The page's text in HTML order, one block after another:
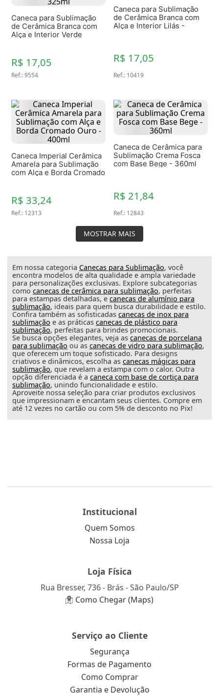
Caneca para Sublimação
de Cerâmica Branca com
Alça e Interior Verde
R$ 17,05
Ref.:9554
Caneca para Sublimação
de Cerâmica Branca com
Alça e Interior Lilás -
R$ 17,05
Ref.: 10419
Caneca Imperial Cerâmica
Amarela para Sublimação
com Alça e Borda Cromado
R$ 33,24
Ref.: 12313
Caneca de Cerâmica para
Sublimação Crema Fosca
com Base Bege - 360ml
R$ 21,84
Ref.: 12843
MOSTRAR MAIS
Em nossa categoria Canecas para Sublimação, você
encontra modelos de alta qualidade e ampla variedade
para personalizações exclusivas. Explore subcategorias
como canecas de cerâmica para sublimação, perfeitas
para estampas detalhadas, e canecas de alumínio para
sublimação, ideais para quem busca durabilidade e estilo.
Confira também as sofisticadas canecas de inox para
sublimação e as práticas canecas de plástico para
sublimação, perfeitas para brindes promocionais.
Se busca opções elegantes, veja as canecas de porcelana
para sublimação ou as canecas de vidro para sublimação,
que oferecem um toque sofisticado. Para designs
criativos e dinâmicos, escolha as canecas mágicas para
sublimação, que revelam a estampa com o calor. Outra
opção diferenciada é a caneca com base de cortiça para
sublimação, unindo funcionalidade e estilo.
Aproveite nossa seleção para criar produtos exclusivos
que impressionam e encantam seus clientes. Compre em
até 12 vezes no cartão ou com 5% de desconto no Pix!
Institucional
Quem Somos
Nossa Loja
Loja Física
Rua Bresser, 736 - Brás - São Paulo/SP
Como Chegar (Maps)
Serviço ao Cliente
Segurança
Formas de Pagamento
Como Comprar
Garantia e Devolução